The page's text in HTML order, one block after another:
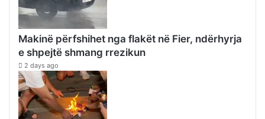
Makinë përfshihet nga flakët në Fier, ndërhyrja
e shpejtë shmang rrezikun
2 days ago